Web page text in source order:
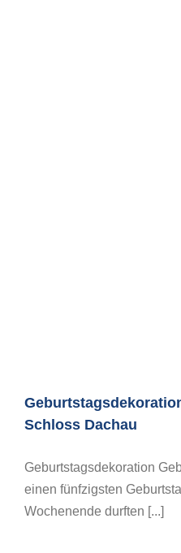
Schloss Dachau
Geburtstagsdekoration
einen fünfzigsten
Wochenende durften [...]